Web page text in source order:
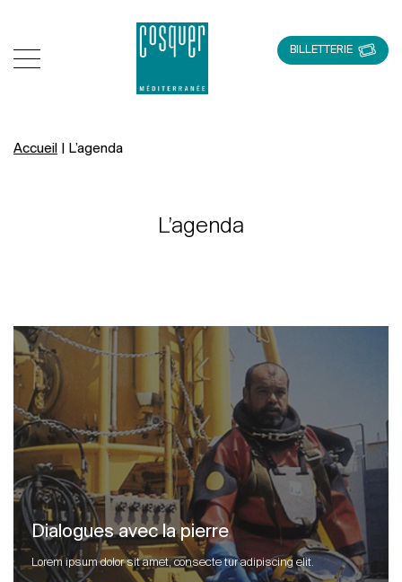
BILLETTERIE
Accueil L’agenda
L’agenda
Dialogues avec la pierre
Lorem ipsum dolor sit amet, consecte tur adipiscing elit.